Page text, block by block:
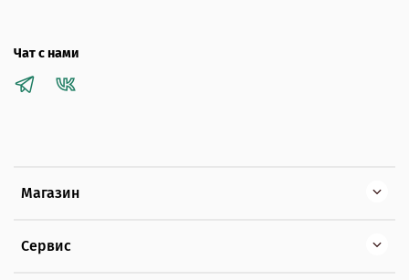
Магазин
Сервис
Чат с нами